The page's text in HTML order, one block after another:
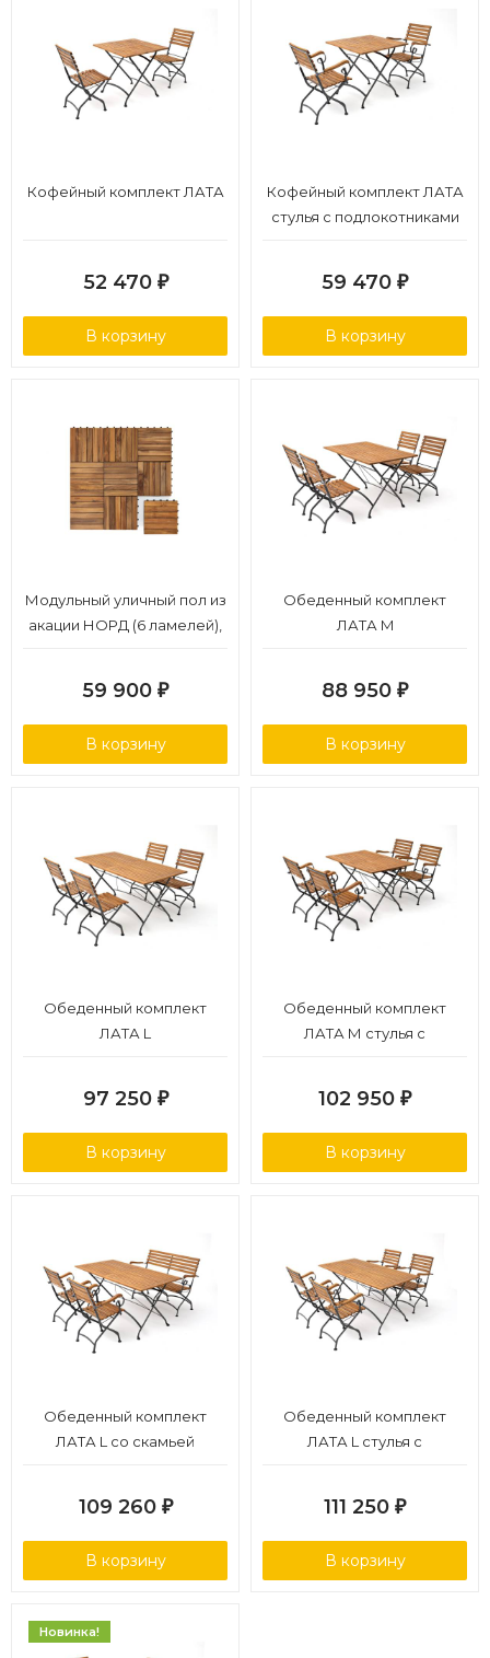
Кофейный комплект ЛАТА
52 470 ₽
В корзину
Кофейный комплект ЛАТА
стулья с подлокотниками
59 470 ₽
В корзину
Модульный уличный пол из
акации НОРД (6 ламелей),
59 900 ₽
В корзину
Обеденный комплект
ЛАТА M
88 950 ₽
В корзину
Обеденный комплект
ЛАТА L
97 250 ₽
В корзину
Обеденный комплект
ЛАТА М стулья с
102 950 ₽
В корзину
Обеденный комплект
ЛАТА L со скамьей
109 260 ₽
В корзину
Обеденный комплект
ЛАТА L стулья с
111 250 ₽
В корзину
Новинка!